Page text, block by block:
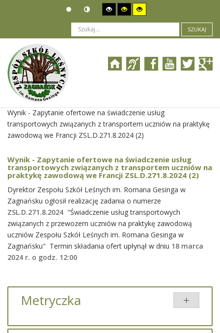
SZUKAJ
Jesteś tutaj: Zamówienia publiczne
Wyniki postępowania
Wynik - Zapytanie ofertowe na świadczenie usług
transportowych związanych z transportem uczniów na praktykę
zawodową we Francji ZSL.D.271.8.2024 (2)
Wynik - Zapytanie ofertowe na świadczenie usług
transportowych związanych z transportem uczniów na
praktykę zawodową we Francji ZSL.D.271.8.2024 (2)
Dyrektor Zespołu Szkół Leśnych im. Romana Gesinga w
Zagnańsku ogłosił realizację zadania o numerze
ZSL.D.271.8.2024 "Świadczenie usług transportowych
związanych z przewozem uczniów na praktykę zawodową
uczniów Zespołu Szkół Leśnych im. Romana Gesinga w
Zagnańsku" Termin składania ofert upłynął w dniu 18 marca
2024 r. o godz. 12:00
Metryczka